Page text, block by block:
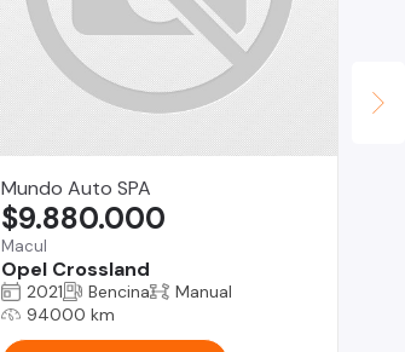
Mundo Auto SPA
Macul
Opel Crossland
$9.880.000
2021 Bencina
Manual
94000 km